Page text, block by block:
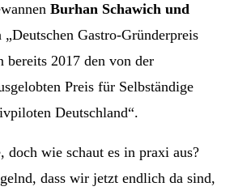
Burhan Schawich und
„Deutschen Gastro-Gründerpreis
bereits 2017 den von der
Preis für Selbständige
Deutschland“.
doch wie schaut es in praxi aus?
dass wir jetzt endlich da sind,